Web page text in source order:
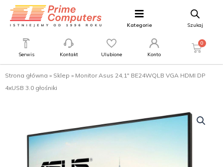
Kategorie Szukaj
Serwis Kontakt Ulubione Konto
0
Strona główna » Sklep » Monitor Asus 24,1″ BE24WQLB VGA HDMI DP
4xUSB 3.0 głośniki